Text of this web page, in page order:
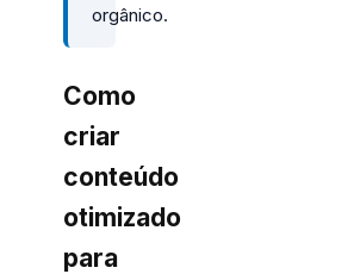
orgânico.
Como
criar
conteúdo
otimizado
para